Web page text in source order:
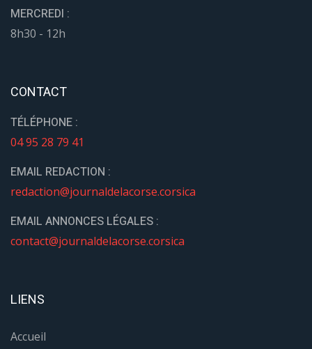
MERCREDI :
8h30 - 12h
CONTACT
TÉLÉPHONE :
04 95 28 79 41
EMAIL REDACTION :
redaction@journaldelacorse.corsica
EMAIL ANNONCES LÉGALES :
contact@journaldelacorse.corsica
LIENS
Accueil